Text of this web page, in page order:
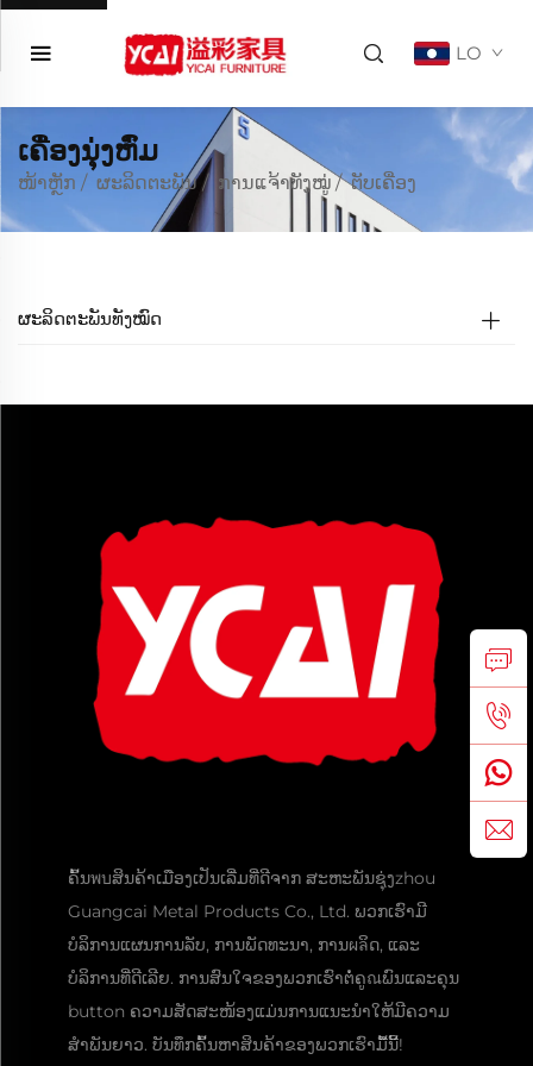
LO
ເຄື່ອງນຸ່ງຫົ່ມ
ໜ້າຫຼັກ / ຜະລິດຕະພັນ/ ການແຈ້າທັງໝູ່/ຕັບເຄື່ອງ
ຜະລິດຕະພັນທັງໝົດ
ຄົ້ນพบສິນຄ້າເມືອງເປັນເລີ່ມທີ່ດີຈາກ ສະຫະພັນຊຸ່ງzhou
Guangcai Metal Products Co., Ltd. ພວກເຮົາມີ
ບໍລິການແຜນການລັບ, ການພັດທະນາ, ການผลິດ, ແລະ
ບໍລິການທີ່ດີເລີຍ. ການສົນໃຈຂອງພວກເຮົາຕໍ່ຄູณພົນແລະຄຸນ
button ຄວາມສັດສະໜ້ອງແມ່ນການແນະນຳໃຫ້ມີຄວາມ
ສຳພັນຍາວ. ບັນທຶກຄົ້ນຫາສິນຄ້າຂອງພວກເຮົາມື້ນີ້!